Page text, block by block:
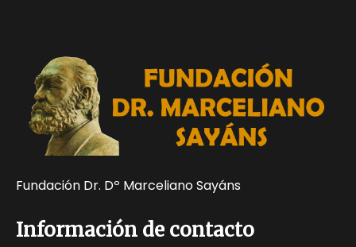
Fundación Dr. Dº Marceliano Sayáns
Información de contacto